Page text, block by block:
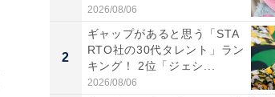
2026/08/06
2
ギャップがあると思う「STA
RTO社の30代タレント」ラン
キング！ 2位「ジェシ...
2026/08/06